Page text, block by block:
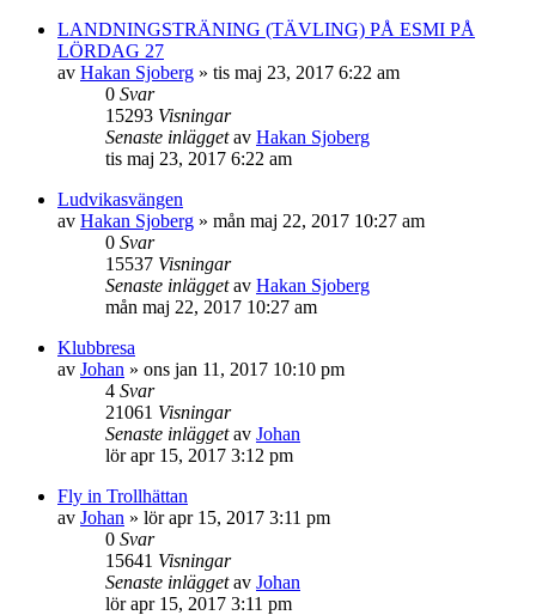
LANDNINGSTRÄNING (TÄVLING) PÅ ESMI PÅ
LÖRDAG 27
av Hakan Sjoberg » tis maj 23, 2017 6:22 am
0 Svar
15293 Visningar
Senaste inläggetav Hakan Sjoberg
tis maj 23, 2017 6:22 am
Ludvikasvängen
av Hakan Sjoberg » mån maj 22, 2017 10:27 am
0 Svar
15537 Visningar
Senaste inläggetav Hakan Sjoberg
mån maj 22, 2017 10:27 am
Klubbresa
av Johan » ons jan 11, 2017 10:10 pm
4 Svar
21061 Visningar
Senaste inläggetav Johan
lör apr 15, 2017 3:12 pm
Fly in Trollhättan
av Johan » lör apr 15, 2017 3:11 pm
0 Svar
15641 Visningar
Senaste inläggetav Johan
lör apr 15, 2017 3:11 pm